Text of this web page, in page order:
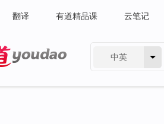
翻译 有道精品课 云笔记
中英